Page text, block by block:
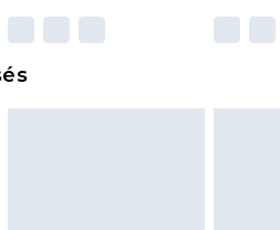
statutaires.